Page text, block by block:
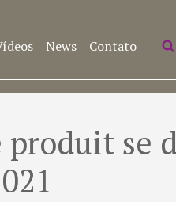
News Contato
se